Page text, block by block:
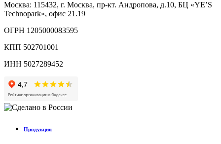
Москва: 115432, г. Москва, пр-кт. Андропова, д.10, БЦ «YE’S
Technopark», офис 21.19
ОГРН 1205000083595
КПП 502701001
ИНН 5027289452
Продукция